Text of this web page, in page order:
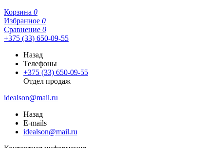
Корзина 0
Избранное 0
Сравнение 0
+375 (33) 650-09-55
Назад
Телефоны
+375 (33) 650-09-55
Отдел продаж
idealson@mail.ru
Назад
E-mails
idealson@mail.ru